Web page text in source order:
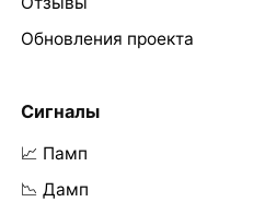
Обновления проекта
Сигналы
📈 Памп
📉 Дамп